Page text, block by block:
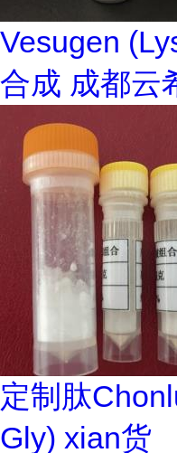
Vesugen
合成 成都云
定制肽
Gly) xian货